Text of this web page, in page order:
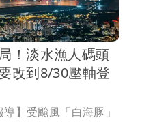
！淡水漁人碼頭
改到8/30壓軸登
導】受颱風「白海豚」